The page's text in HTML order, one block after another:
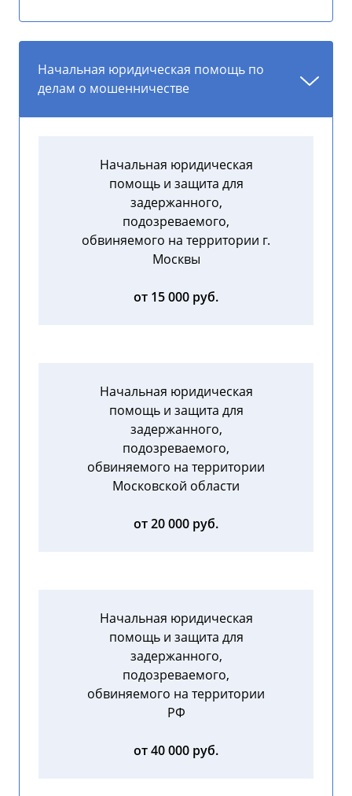
Начальная юридическая помощь по
делам о мошенничестве
Начальная юридическая
помощь и защита для
задержанного,
подозреваемого,
обвиняемого на территории г.
Москвы
от 15 000 руб.
Начальная юридическая
помощь и защита для
задержанного,
подозреваемого,
обвиняемого на территории
Московской области
от 20 000 руб.
Начальная юридическая
помощь и защита для
задержанного,
подозреваемого,
обвиняемого на территории
РФ
от 40 000 руб.